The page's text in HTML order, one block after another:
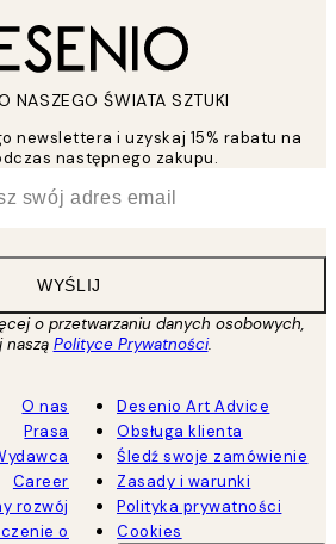
NASZEGO ŚWIATA SZTUKI
newslettera i uzyskaj 15% rabatu na
następnego zakupu.
WYŚLIJ
o przetwarzaniu danych osobowych,
naszą Polityce Prywatności.
O nas
Prasa
Career
rozwój
o
Desenio Art Advice
Obsługa klienta
Śledź swoje zamówienie
Zasady i warunki
Polityka prywatności
Cookies